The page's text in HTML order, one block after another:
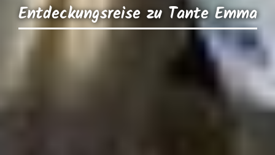
Entdeckungsreise zu Tante Emma